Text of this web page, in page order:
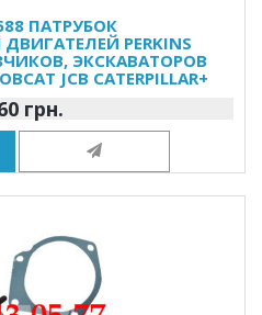
ПАТРУБОК
PERKINS
ЭКСКАВАТОРОВ
JCB CATERPILLAR+
грн.